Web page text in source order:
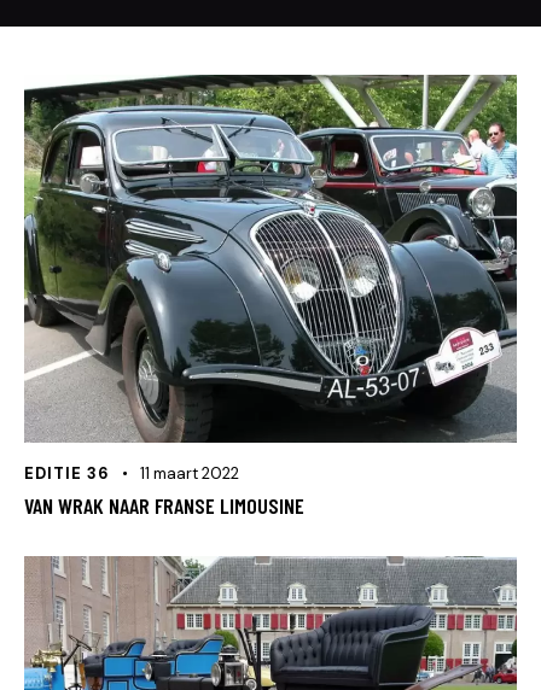
EDITIE 36 11 maart 2022
VAN WRAK NAAR FRANSE LIMOUSINE